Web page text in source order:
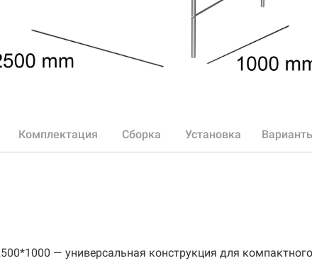
Комплектация Сборка Установка
— универсальная конструкция для